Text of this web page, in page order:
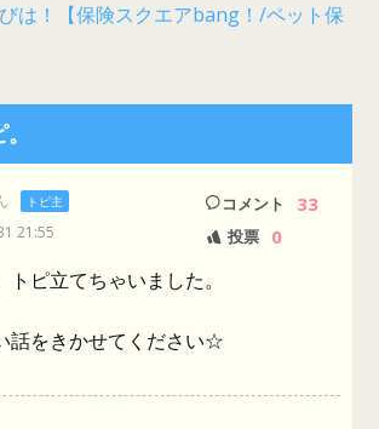
は！【保険スクエアbang！/ペット保
トピ主
21:55
コメント 33
投票 0
ピ立てちゃいました。
話をきかせてください☆